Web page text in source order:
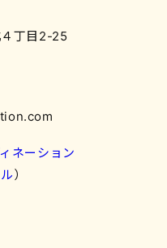
丁目2-25
ネーション
）